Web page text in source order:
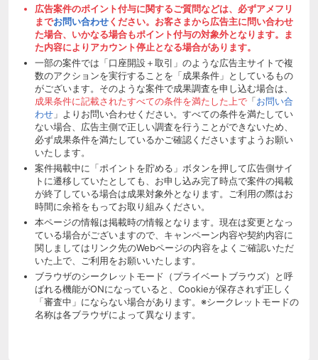
広告案件のポイント付与に関するご質問などは、必ずアメフリ
までお問い合わせください。お客さまから広告主に問い合わせ
た場合、いかなる場合もポイント付与の対象外となります。ま
た内容によりアカウント停止となる場合があります。
一部の案件では「口座開設＋取引」のような広告主サイトで複
数のアクションを実行することを「成果条件」としているもの
がございます。そのような案件で成果調査を申し込む場合は、
成果条件に記載されたすべての条件を満たした上で「お問い合
わせ」よりお問い合わせください。すべての条件を満たしてい
ない場合、広告主側で正しい調査を行うことができないため、
必ず成果条件を満たしているかご確認くださいますようお願い
いたします。
案件掲載中に「ポイントを貯める」ボタンを押して広告側サイ
トに遷移していたとしても、お申し込み完了時点で案件の掲載
が終了している場合は成果対象外となります。ご利用の際はお
時間に余裕をもってお取り組みください。
本ページの情報は掲載時の情報となります。現在は変更となっ
ている場合がございますので、キャンペーン内容や契約内容に
関しましてはリンク先のWebページの内容をよくご確認いただ
いた上で、ご利用をお願いいたします。
ブラウザのシークレットモード（プライベートブラウズ）と呼
ばれる機能がONになっていると、Cookieが保存されず正しく
「審査中」にならない場合があります。※シークレットモードの
名称は各ブラウザによって異なります。